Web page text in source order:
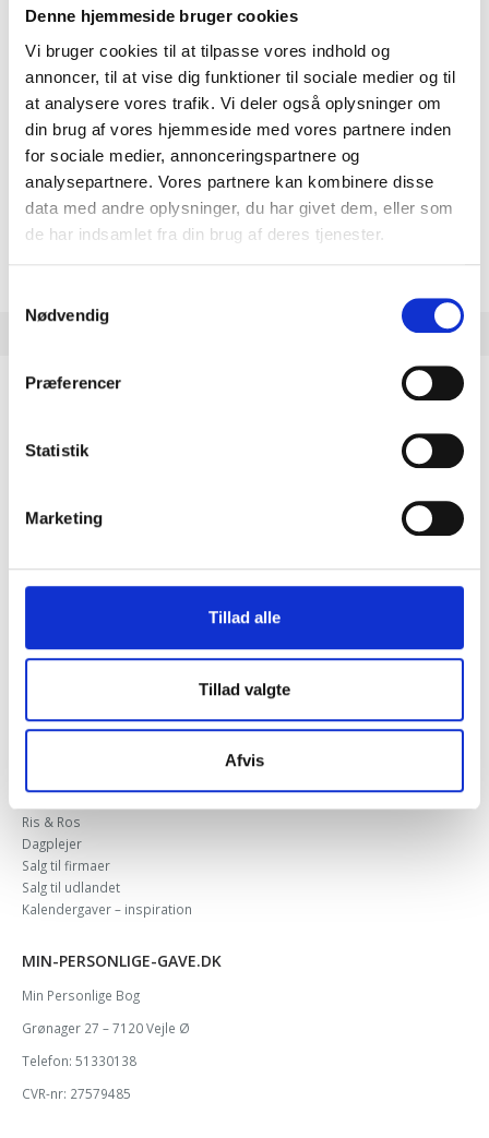
Denne hjemmeside bruger cookies
Vi bruger cookies til at tilpasse vores indhold og
annoncer, til at vise dig funktioner til sociale medier og til
at analysere vores trafik. Vi deler også oplysninger om
din brug af vores hjemmeside med vores partnere inden
for sociale medier, annonceringspartnere og
analysepartnere. Vores partnere kan kombinere disse
data med andre oplysninger, du har givet dem, eller som
de har indsamlet fra din brug af deres tjenester.
Nødvendig
Præferencer
Statistik
Marketing
Tillad alle
Tillad valgte
Afvis
Har du spørgsmål m.m. angående Viabill, betalinger m.m. skal du
Du har ingen varer i din indkøbskurv.
Handelsbetingelser
Fragt & leveringstid
Ris & Ros
Dagplejer
Salg til firmaer
Salg til udlandet
Kalendergaver – inspiration
MIN-PERSONLIGE-GAVE.DK
Min Personlige Bog
Grønager 27 – 7120 Vejle Ø
Telefon: 51330138
CVR-nr: 27579485